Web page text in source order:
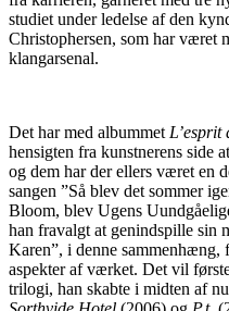
studiet under ledelse af den
Christophersen, som har været
klangarsenal.
Det har med albummet L’esprit
hensigten fra kunstnerens side
og dem har der ellers været en
sangen ”Så blev det sommer
Bloom, blev Ugens
han fravalgt at genindspille sin
Karen”, i denne
aspekter af værket. Det vil
trilogi, han skabte i midten af